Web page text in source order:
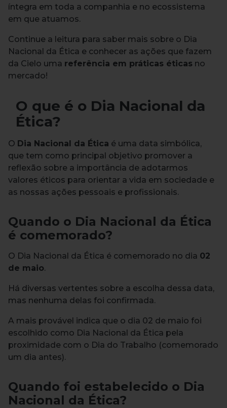
íntegra em toda a companhia e no ecossistema
em que atuamos.
Continue a leitura para saber mais sobre o Dia
Nacional da Ética e conhecer as ações que fazem
da Cielo uma referência em práticas éticas no
mercado!
O que é o Dia Nacional da
Ética?
O Dia Nacional da Ética é uma data simbólica,
que tem como principal objetivo promover a
reflexão sobre a importância de adotarmos
valores éticos para orientar a vida em sociedade e
as nossas ações pessoais e profissionais.
Quando o Dia Nacional da Ética
é comemorado?
O Dia Nacional da Ética é comemorado no dia 02
de maio.
Há diversas vertentes sobre a escolha dessa data,
mas nenhuma delas foi confirmada.
A mais provável indica que o dia 02 de maio foi
escolhido como Dia Nacional da Ética pela
proximidade com o Dia do Trabalho (comemorado
um dia antes).
Quando foi estabelecido o Dia
Nacional da Ética?